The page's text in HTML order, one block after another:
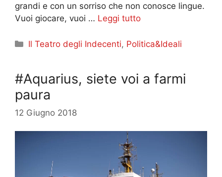
grandi e con un sorriso che non conosce lingue.
Vuoi giocare, vuoi … Leggi tutto
Categorie
Il Teatro degli Indecenti, Politica&Ideali
#Aquarius, siete voi a farmi
paura
12 Giugno 2018